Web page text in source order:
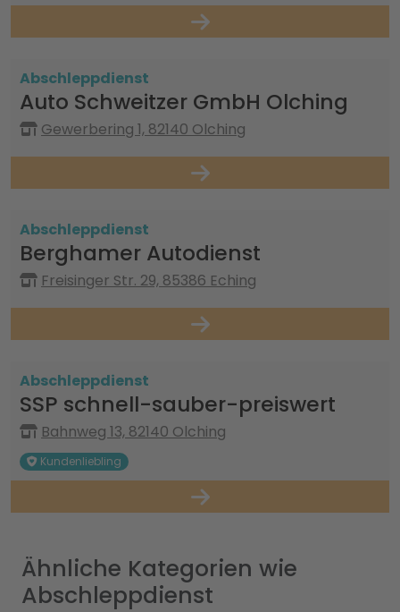
Abschleppdienst
Auto Schweitzer GmbH Olching
Gewerbering 1, 82140 Olching
Abschleppdienst
Berghamer Autodienst
Freisinger Str. 29, 85386 Eching
Abschleppdienst
SSP schnell-sauber-preiswert
Bahnweg 13, 82140 Olching
Kundenliebling
Ähnliche Kategorien wie
Abschleppdienst